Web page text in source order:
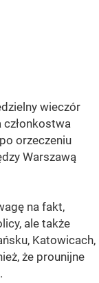
wieczór
członkostwa
orzeczeniu
Warszawą
na fakt,
ale także
Katowicach,
że prounijne